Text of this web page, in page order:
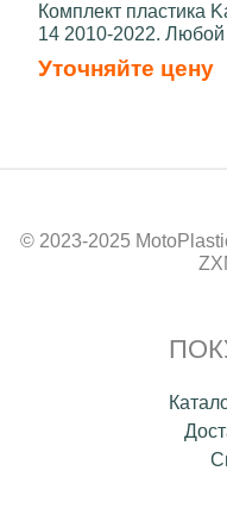
Комплект пластика
14 2010-2022. Любой
Уточняйте цену
© 2023-2025